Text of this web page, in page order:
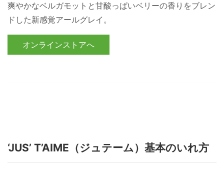
爽やかなベルガモットと甘酸っぱいベリーの香りをブレン
ドした新感覚アールグレイ。
オンラインストアへ
‘JUS’ T’AIME（ジュテーム）基本のいれ方